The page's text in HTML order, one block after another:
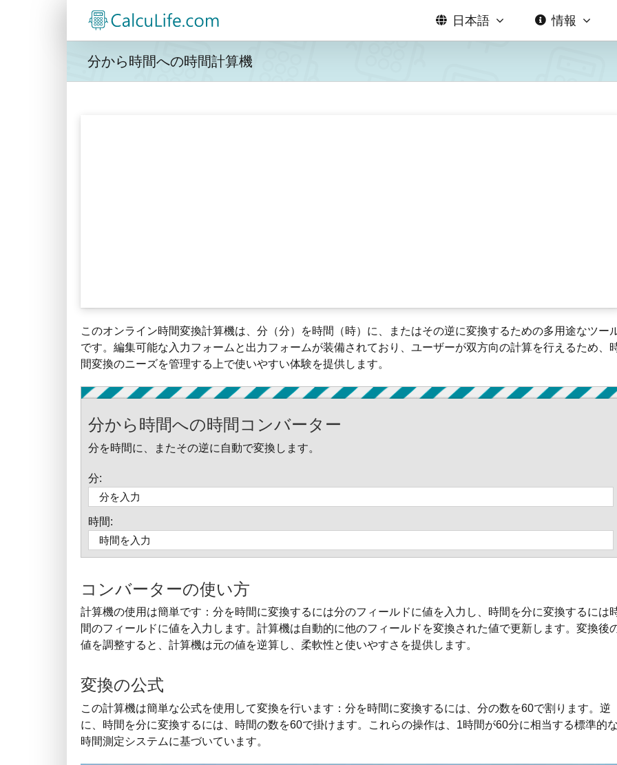
日本語 情報
分から時間への時間計算機
このオンライン時間変換計算機は、分（分）を時間（時）に、またはその逆に変換するための多用途なツー
です。編集可能な入力フォームと出力フォームが装備されており、ユーザーが双方向の計算を行えるため、
間変換のニーズを管理する上で使いやすい体験を提供します。
分から時間への時間コンバーター
分を時間に、またその逆に自動で変換します。
分:
時間:
コンバーターの使い方
計算機の使用は簡単です：分を時間に変換するには分のフィールドに値を入力し、時間を分に変換するには
間のフィールドに値を入力します。計算機は自動的に他のフィールドを変換された値で更新します。変換後
値を調整すると、計算機は元の値を逆算し、柔軟性と使いやすさを提供します。
変換の公式
この計算機は簡単な公式を使用して変換を行います：分を時間に変換するには、分の数を60で割ります。逆
に、時間を分に変換するには、時間の数を60で掛けます。これらの操作は、1時間が60分に相当する標準的
時間測定システムに基づいています。